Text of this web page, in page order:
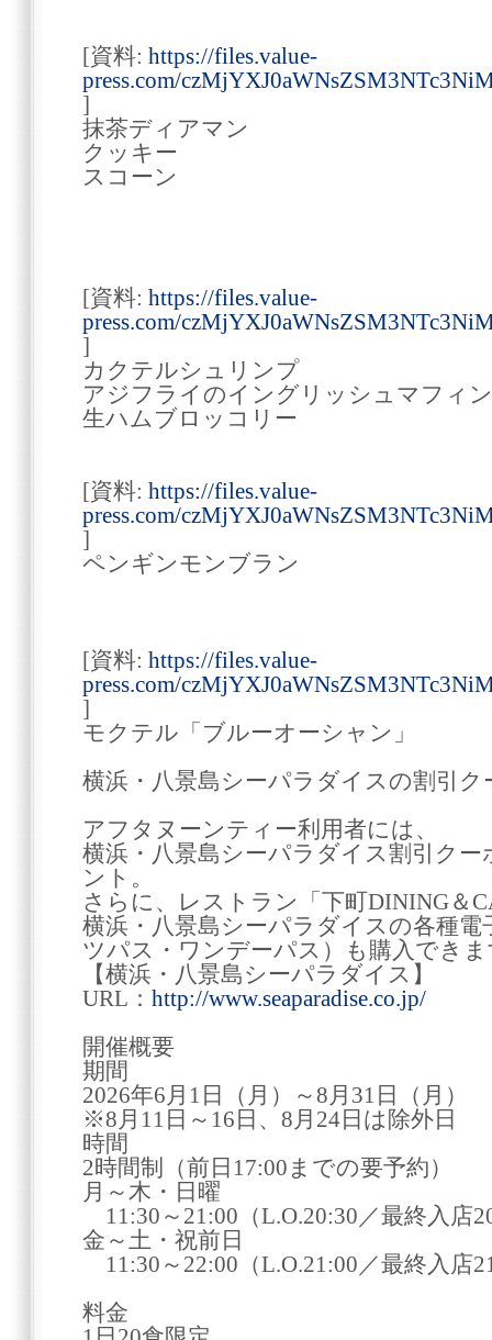
[資料: https://files.value-
press.com/
]
抹茶ディアマン
クッキー
スコーン
[資料: https://files.value-
press.com/
]
カクテルシュリンプ
アジフライのイングリッシュマフィ
生ハムブロッコリー
[資料: https://files.value-
press.com/
]
ペンギンモンブラン
[資料: https://files.value-
press.com/
]
モクテル「ブルーオーシャン」
横浜・八景島シーパラダイスの割引ク
アフタヌーンティー利用者には、
横浜・八景島シーパラダイス割引ク
ント。
さらに、レストラン「下町DINING＆
横浜・八景島シーパラダイスの各種
ツパス・ワンデーパス）も購入でき
【横浜・八景島シーパラダイス】
URL： http://www.seaparadise.co.jp/
開催概要
期間
2026年6月1日（月）～8月31日（月）
※8月11日～16日、8月24日は除外日
時間
2時間制（前日17:00までの要予約）
月～木・日曜
11:30～21:00（L.O.20:30／最終入店
金～土・祝前日
11:30～22:00（L.O.21:00／最終入店
料金